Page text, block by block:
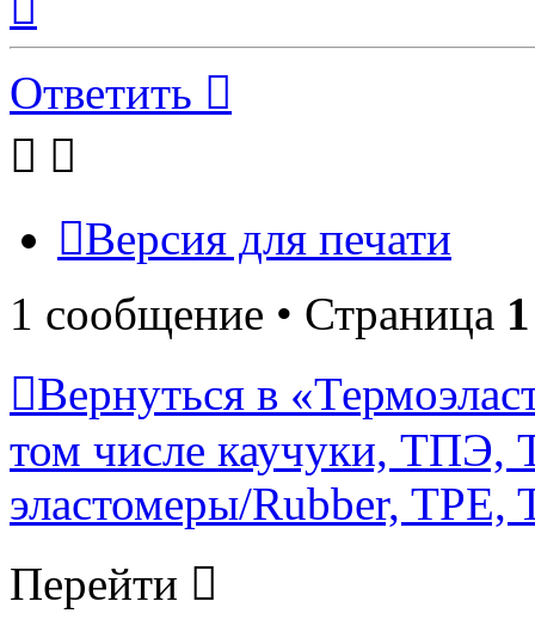
началу
Ответить
Версия для печати
1 сообщение • Страница 1
Вернуться в
том числе каучуки, ТПЭ,
эластомеры/Rubber, TPE,
Перейти